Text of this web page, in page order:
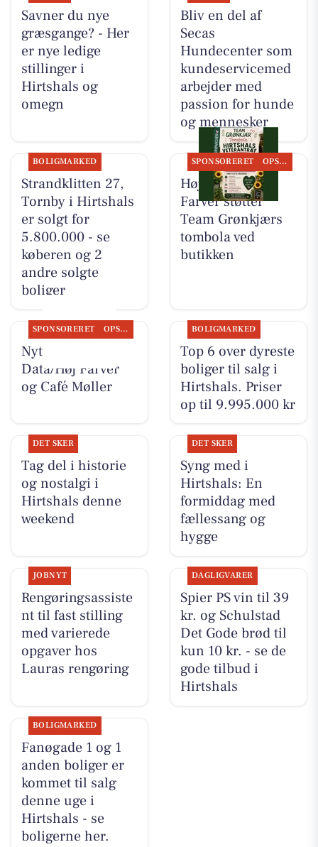
Savner du nye
græsgange? - Her
er nye ledige
stillinger i
Hirtshals og
omegn
Bliv en del af
Secas
Hundecenter som
kundeservicemed
arbejder med
passion for hunde
og mennesker
BOLIGMARKED
Strandklitten 27,
Tornby i Hirtshals
er solgt for
5.800.000 - se
køberen og 2
andre solgte
boliger
SPONSORERET OPSLAGSTAVLEN
Høj Data/Høj
Farver støtter
Team Grønkjærs
tombola ved
butikken
SPONSORERET OPSLAGSTAVLEN
Nyt fra Høj
Data/Høj Farver
og Café Møller
BOLIGMARKED
Top 6 over dyreste
boliger til salg i
Hirtshals. Priser
op til 9.995.000 kr
DET SKER
Tag del i historie
og nostalgi i
Hirtshals denne
weekend
DET SKER
Syng med i
Hirtshals: En
formiddag med
fællessang og
hygge
JOBNYT
Rengøringsassiste
nt til fast stilling
med varierede
opgaver hos
Lauras rengøring
DAGLIGVARER
Spier PS vin til 39
kr. og Schulstad
Det Gode brød til
kun 10 kr. - se de
gode tilbud i
Hirtshals
BOLIGMARKED
Fanøgade 1 og 1
anden boliger er
kommet til salg
denne uge i
Hirtshals - se
boligerne her.